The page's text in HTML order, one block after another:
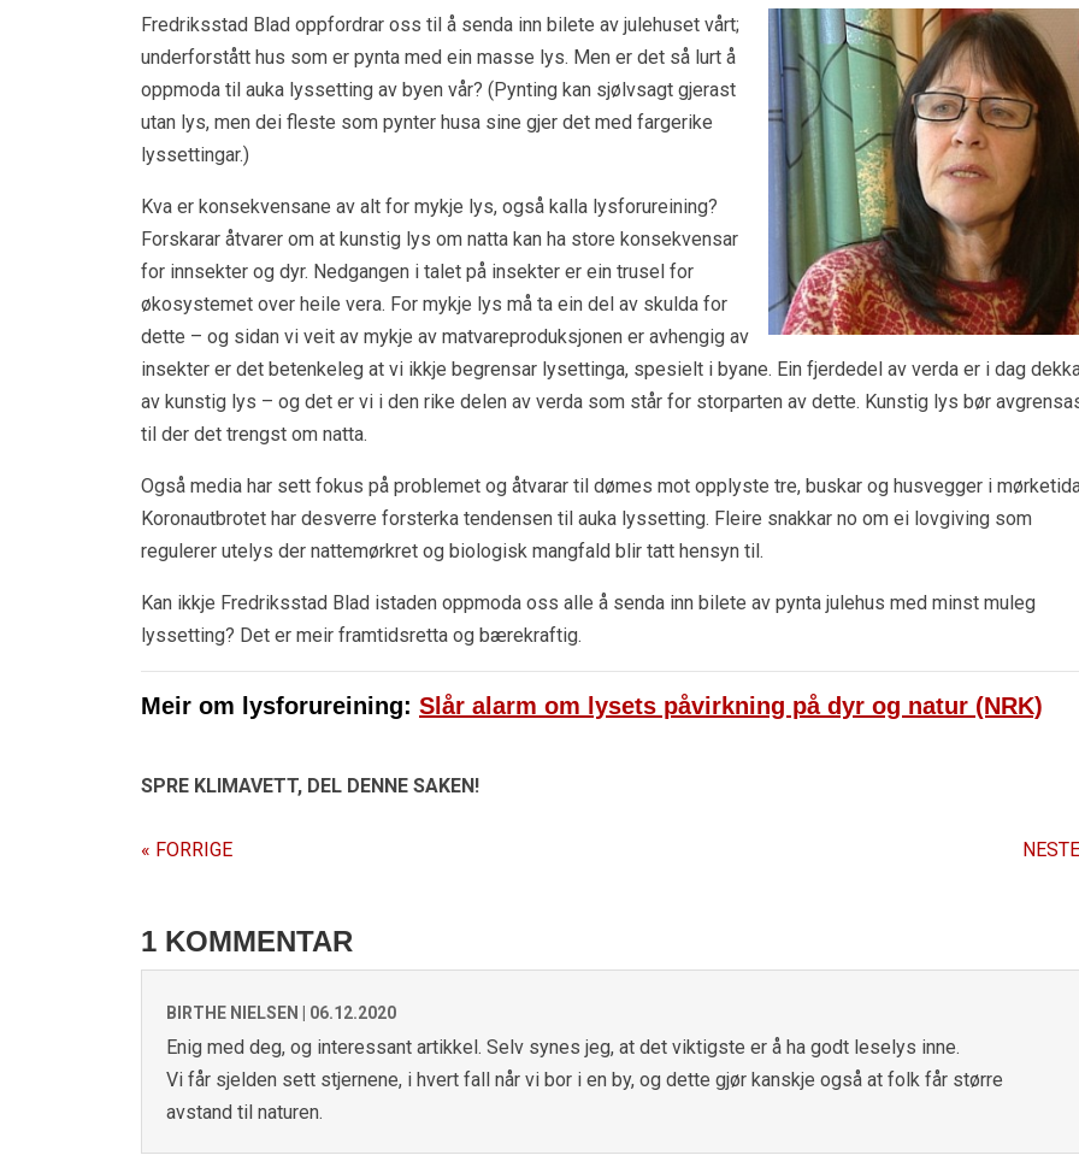
Fredriksstad Blad oppfordrar oss til å senda inn bilete av julehuset vårt;
underforstått hus som er pynta med ein masse lys. Men er det så lurt å
oppmoda til auka lyssetting av byen vår? (Pynting kan sjølvsagt gjerast
utan lys, men dei fleste som pynter husa sine gjer det med fargerike
lyssettingar.)
Kva er konsekvensane av alt for mykje lys, også kalla lysforureining?
Forskarar åtvarer om at kunstig lys om natta kan ha store konsekvensar
for innsekter og dyr. Nedgangen i talet på insekter er ein trusel for
økosystemet over heile vera. For mykje lys må ta ein del av skulda for
dette – og sidan vi veit av mykje av matvareproduksjonen er avhengig av
insekter er det betenkeleg at vi ikkje begrensar lysettinga, spesielt i byane. Ein fjerdedel av verda er i dag
av kunstig lys – og det er vi i den rike delen av verda som står for storparten av dette. Kunstig lys bør
til der det trengst om natta.
Også media har sett fokus på problemet og åtvarar til dømes mot opplyste tre, buskar og husvegger i
Koronautbrotet har desverre forsterka tendensen til auka lyssetting. Fleire snakkar no om ei lovgiving som
regulerer utelys der nattemørkret og biologisk mangfald blir tatt hensyn til.
Kan ikkje Fredriksstad Blad istaden oppmoda oss alle å senda inn bilete av pynta julehus med minst muleg
lyssetting? Det er meir framtidsretta og bærekraftig.
Meir om lysforureining: Slår alarm om lysets påvirkning på dyr og natur (NRK)
SPRE KLIMAVETT, DEL DENNE SAKEN!
« FORRIGE
1 KOMMENTAR
BIRTHE NIELSEN | 06.12.2020
Enig med deg, og interessant artikkel. Selv synes jeg, at det viktigste er å ha godt leselys inne.
Vi får sjelden sett stjernene, i hvert fall når vi bor i en by, og dette gjør kanskje også at folk får større
avstand til naturen.